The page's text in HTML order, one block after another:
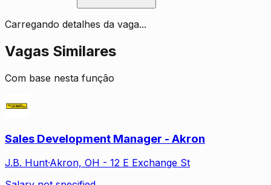
Carregando detalhes da vaga...
Vagas Similares
Com base nesta função
Sales Development Manager - Akron
J.B. Hunt·Akron, OH - 12 E Exchange St